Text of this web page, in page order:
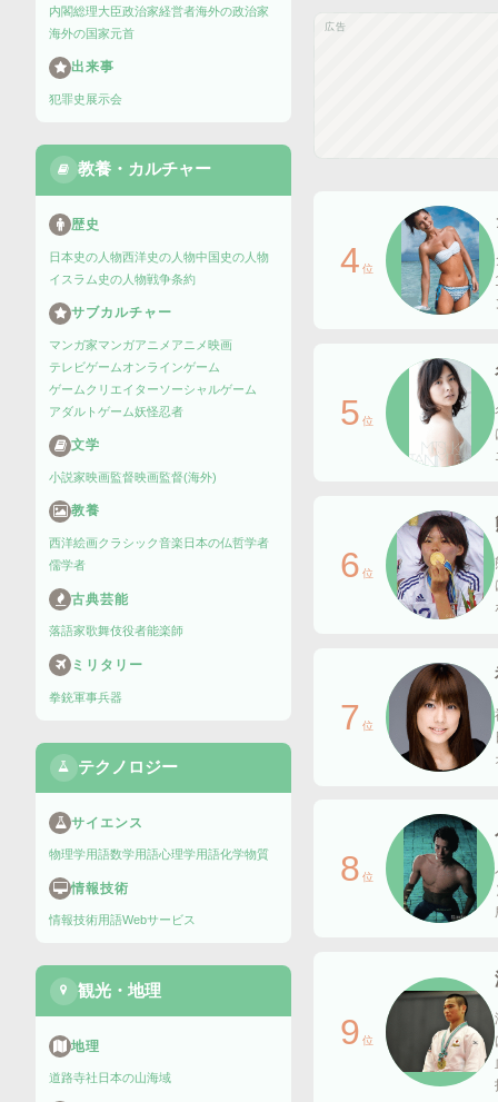
内閣総理大臣政治家経営者海外の政治家
海外の国家元首
出来事
犯罪史 展示会
教養・カルチャー
歴史
日本史の人物西洋史の人物中国史の人物
イスラム史の人物戦争条約
サブカルチャー
マンガ家マンガアニメ アニメ映画
テレビゲームオンラインゲーム
ゲームクリエイターソーシャルゲーム
アダルトゲーム妖怪忍者
文学
小説家映画監督映画監督(海外)
教養
西洋絵画クラシック音楽 日本の仏哲学者
儒学者
古典芸能
落語家歌舞伎役者能楽師
ミリタリー
拳銃軍事兵器
テクノロジー
サイエンス
物理学用語数学用語心理学用語化学物質
情報技術
情報技術用語Webサービス
観光・地理
地理
道路寺社 日本の山海域
広告
4 位
5 位
6 位
7 位
8 位
9 位